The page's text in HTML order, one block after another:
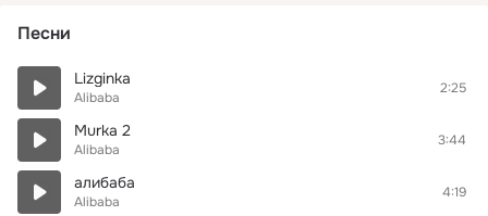
Песни
Lizginka
Alibaba
2:25
Murka 2
Alibaba
3:44
алибаба
Alibaba
4:19